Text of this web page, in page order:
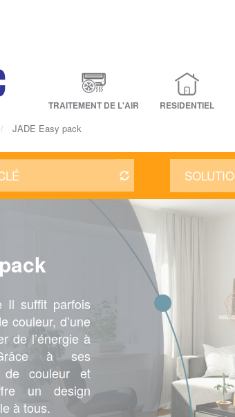
TRAITEMENT DE L'AIR RESIDENTIEL
JADE Easy pack
Il sufﬁt parfois
couleur, d’une
de l’énergie à
à ses
de couleur et
un design
à tous.